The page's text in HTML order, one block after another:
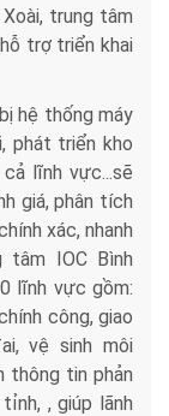
trung tâm
trợ triển khai
hệ thống máy
phát triển kho
lĩnh vực...sẽ
giá, phân tích
xác, nhanh
tâm IOC Bình
lĩnh vực gồm:
công, giao
vệ sinh môi
thông tin phản
, giúp lãnh